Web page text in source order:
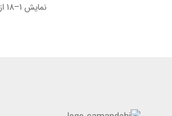
نمایش 1–18 از 239 نتیجه